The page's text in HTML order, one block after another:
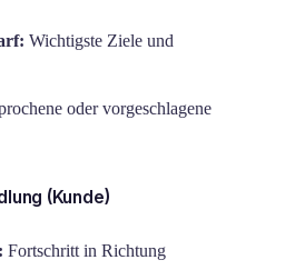
Wichtigste Ziele und
oder vorgeschlagene
(Kunde)
Fortschritt in Richtung